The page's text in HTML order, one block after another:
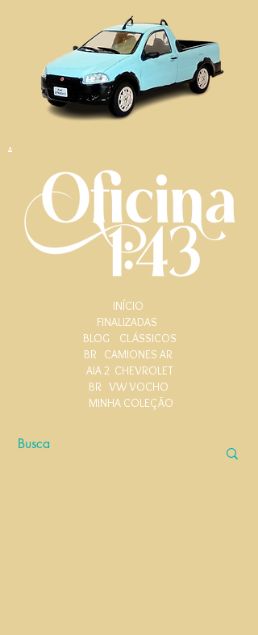
.
INÍCIO
FINALIZADAS
BLOG
CLÁSSICOS
BR CAMIONES AR
AIA 2 CHEVROLET
BR VW VOCHO
MINHA COLEÇÃO